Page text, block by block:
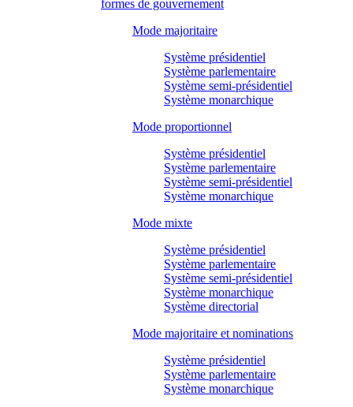
formes de gouvernement
Mode majoritaire
Système présidentiel
Système parlementaire
Système semi-présidentiel
Système monarchique
Mode proportionnel
Système présidentiel
Système parlementaire
Système semi-présidentiel
Système monarchique
Mode mixte
Système présidentiel
Système parlementaire
Système semi-présidentiel
Système monarchique
Système directorial
Mode majoritaire et nominations
Système présidentiel
Système parlementaire
Système monarchique